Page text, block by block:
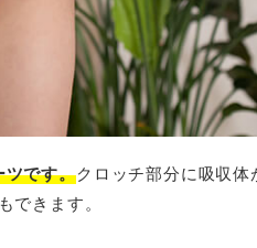
ツです。クロッチ部分に吸収体
できます。